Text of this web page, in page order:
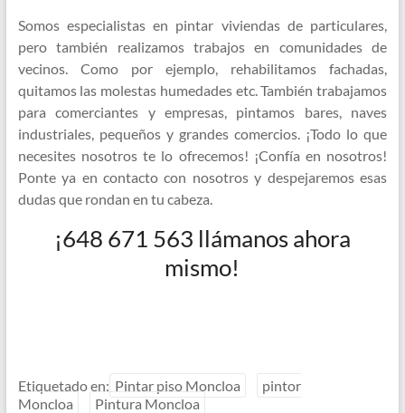
Somos especialistas en pintar viviendas de particulares,
pero también realizamos trabajos en comunidades de
vecinos. Como por ejemplo, rehabilitamos fachadas,
quitamos las molestas humedades etc. También trabajamos
para comerciantes y empresas, pintamos bares, naves
industriales, pequeños y grandes comercios. ¡Todo lo que
necesites nosotros te lo ofrecemos! ¡Confía en nosotros!
Ponte ya en contacto con nosotros y despejaremos esas
dudas que rondan en tu cabeza.
¡648 671 563 llámanos ahora
mismo!
Etiquetado en: Pintar piso Moncloa
pintor
Moncloa
Pintura Moncloa